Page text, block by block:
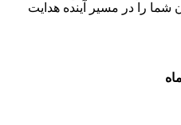
را در مسیر آینده هدایت